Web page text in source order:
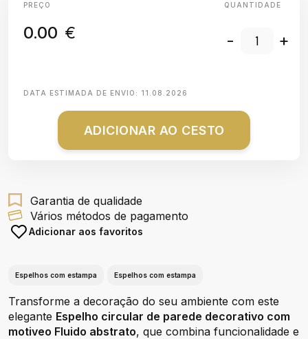
PREÇO
0.00 €
QUANTIDADE
- +
DATA ESTIMADA DE ENVIO: 11.08.2026
ADICIONAR AO CESTO
Garantia de qualidade
Vários métodos de pagamento
Adicionar aos favoritos
Espelhos com estampa Espelhos com estampa
Transforme a decoração do seu ambiente com este
elegante Espelho circular de parede decorativo com
motiveo Fluido abstrato, que combina funcionalidade e